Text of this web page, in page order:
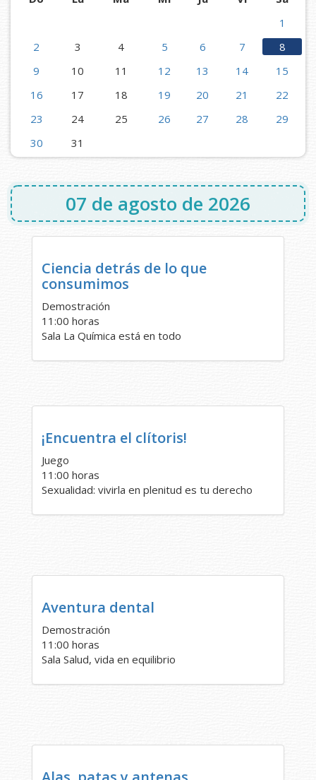
1
2
3 4 5 6 7
8
9
10 11 12 13 14
15
16
17 18 19 20 21
22
23
24 25 26 27 28
29
30
31
07 de agosto de 2026
Ciencia detrás de lo que
consumimos
Demostración
11:00 horas
Sala La Química está en todo
¡Encuentra el clítoris!
Juego
11:00 horas
Sexualidad: vivirla en plenitud es tu derecho
Aventura dental
Demostración
11:00 horas
Sala Salud, vida en equilibrio